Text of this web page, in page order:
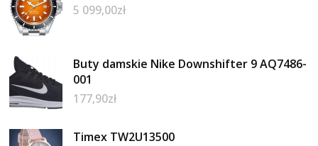
5 099,00zł
Buty damskie Nike Downshifter 9 AQ7486-
001
177,90zł
Timex TW2U13500